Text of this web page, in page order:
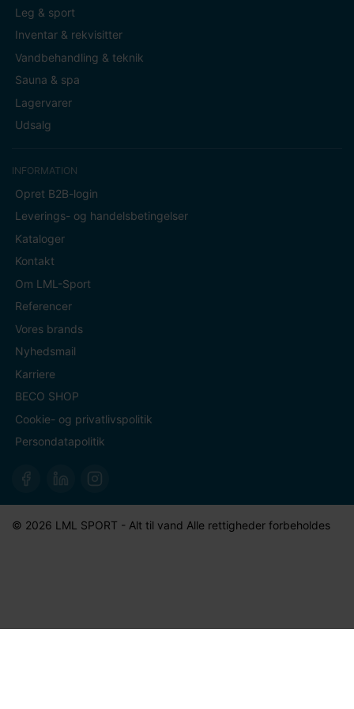
Leg & sport
Inventar & rekvisitter
Vandbehandling & teknik
Sauna & spa
Lagervarer
Udsalg
INFORMATION
Opret B2B-login
Leverings- og handelsbetingelser
Kataloger
Kontakt
Om LML-Sport
Referencer
Vores brands
Nyhedsmail
Karriere
BECO SHOP
Cookie- og privatlivspolitik
Persondatapolitik
© 2026 LML SPORT - Alt til vand Alle rettigheder forbeholdes